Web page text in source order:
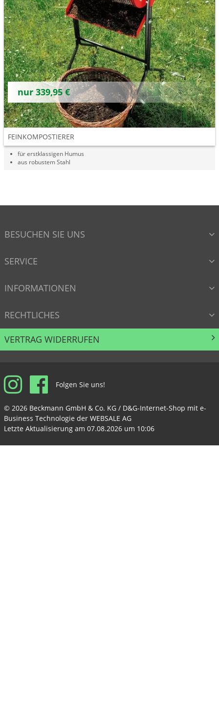
nur 339,95 €
FEINKOMPOSTIERER
für erstklassigen Humus
aus robustem Stahl
BESUCHEN SIE UNS
SERVICE
INFORMATIONEN
RECHTLICHES
VERTRAG WIDERRUFEN
InstagramLinkFacebookLink
Folgen Sie uns!
© 2026 Beckmann GmbH & Co. KG / D&G-Internet-Shop mit e-
Business Technologie der WEBSALE AG
Letzte Aktualisierung am 07.08.2026 um 10:06